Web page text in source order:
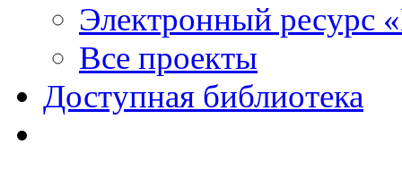
Электронный ресурс
Все проекты
Доступная библиотека